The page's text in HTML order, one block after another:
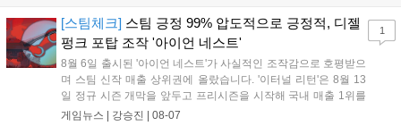
17일까지 이어지는 이번 행사는 신규 세트 체험과 공연 등 다양한 즐길
거리를 제공하며, 이후 현대백화점 판교점에서도 행사가 이어질 예정입
니다. 연말에는 라스베이거스 오픈이 개최됩니다....
[스팀체크] 스팀 긍정 99% 압도적으로 긍정적, 디젤
펑크 포탑 조작 '아이언 네스트'
8월 6일 출시된 '아이언 네스트'가 사실적인 조작감으로 호평받으
며 스팀 신작 매출 상위권에 올랐습니다. '이터널 리턴'은 8월 13
일 정규 시즌 개막을 앞두고 프리시즌을 시작해 국내 매출 1위를
기록했습니다. 25주년을 맞은 '고스트 리콘' 시리즈는 8월 6일 쇼
게임뉴스 | 강승진 08-07
1